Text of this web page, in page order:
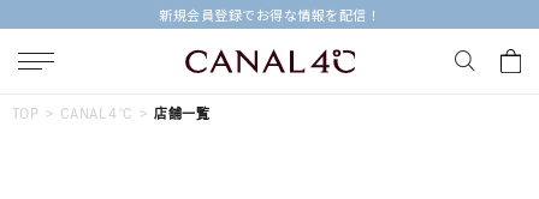
今すぐ贈れる「eギフト」対象商品はこちら
TOP CANAL４℃ 店舗一覧